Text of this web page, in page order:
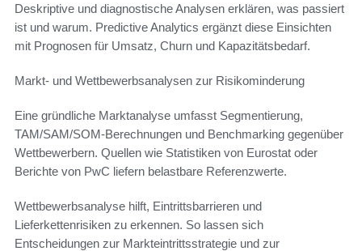
Deskriptive und diagnostische Analysen erklären, was passiert
ist und warum. Predictive Analytics ergänzt diese Einsichten
mit Prognosen für Umsatz, Churn und Kapazitätsbedarf.
Markt- und Wettbewerbsanalysen zur Risikominderung
Eine gründliche Marktanalyse umfasst Segmentierung,
TAM/SAM/SOM-Berechnungen und Benchmarking gegenüber
Wettbewerbern. Quellen wie Statistiken von Eurostat oder
Berichte von PwC liefern belastbare Referenzwerte.
Wettbewerbsanalyse hilft, Eintrittsbarrieren und
Lieferkettenrisiken zu erkennen. So lassen sich
Entscheidungen zur Markteintrittsstrategie und zur